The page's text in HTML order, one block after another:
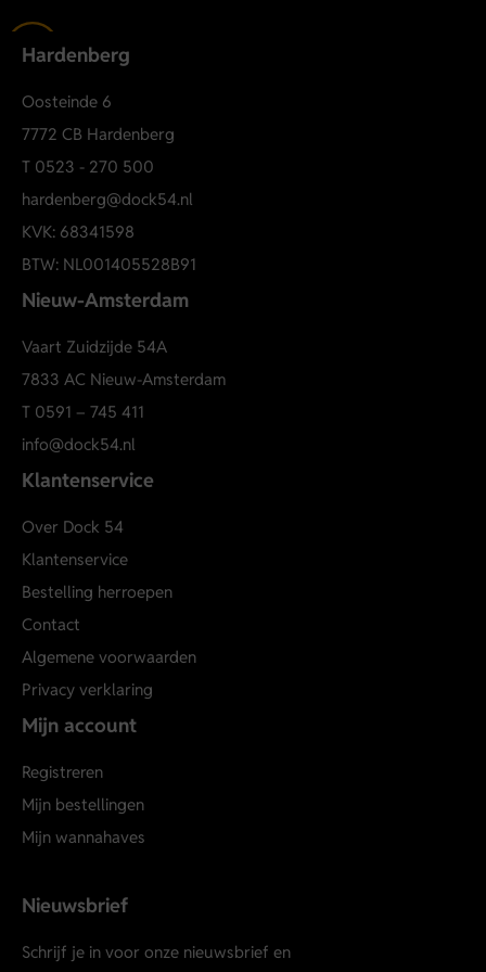
Wasadvies:
de droger, strijken op lage temperatuur.
Hardenberg
Oosteinde 6
7772 CB Hardenberg
T 0523 - 270 500
hardenberg@dock54.nl
KVK: 68341598
BTW: NL001405528B91
Nieuw-Amsterdam
Vaart Zuidzijde 54A
7833 AC Nieuw-Amsterdam
T 0591 – 745 411
info@dock54.nl
Klantenservice
Over Dock 54
Klantenservice
Bestelling herroepen
Contact
Algemene voorwaarden
Privacy verklaring
Mijn account
Registreren
Mijn bestellingen
Mijn wannahaves
Nieuwsbrief
Schrijf je in voor onze nieuwsbrief en